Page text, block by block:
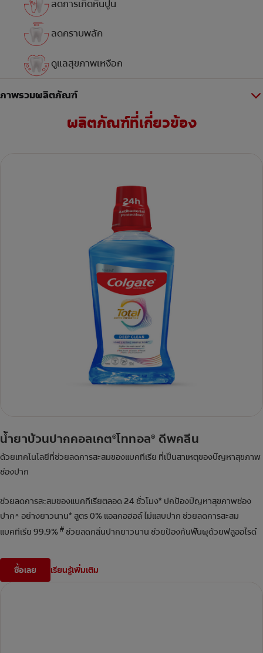
ลดการเกิดหินปูน
ลดคราบพลัค
ดูแลสุขภาพเหงือก
ภาพรวมผลิตภัณฑ์
ผลิตภัณฑ์ที่เกี่ยวข้อง
น้ำยาบ้วนปากคอลเกต®โททอล® ดีพคลีน
ด้วยเทคโนโลยีที่ช่วยลดการสะสมของแบคทีเรีย ที่เป็นสาเหตุของปัญหาสุขภาพ
ช่องปาก
ช่วยลดการสะสมของแบคทีเรียตลอด 24 ชั่วโมง* ปกป้องปัญหาสุขภาพช่อง
ปาก^ อย่างยาวนาน* สูตร 0% แอลกอฮอล์ ไม่แสบปาก ช่วยลดการสะสม
แบคทีเรีย 99.9%# ช่วยลดกลิ่นปากยาวนาน ช่วยป้องกันฟันผุด้วยฟลูออไรด์
ซื้อเลย เรียนรู้เพิ่มเติม